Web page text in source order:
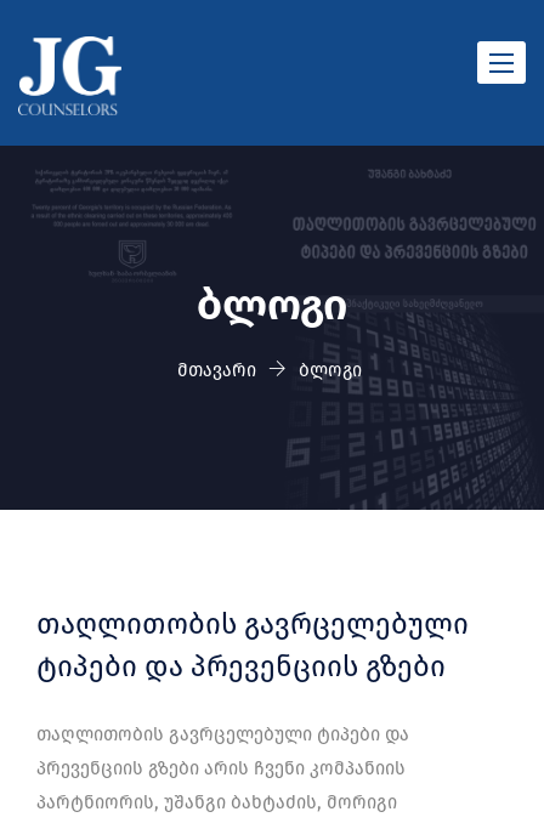
Toggle
ბლოგი
მთავარი ბლოგი
თაღლითობის გავრცელებული
ტიპები და პრევენციის გზები
თაღლითობის გავრცელებული ტიპები და
პრევენციის გზები არის ჩვენი კომპანიის
პარტნიორის, უშანგი ბახტაძის, მორიგი